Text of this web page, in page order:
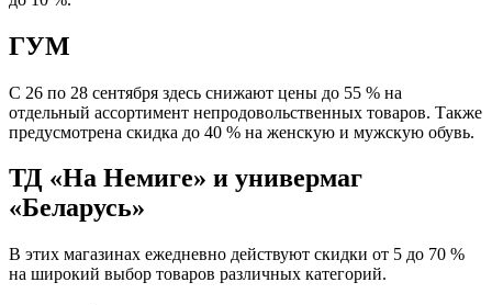
ГУМ
С 26 по 28 сентября здесь снижают цены до 55 % на
отдельный ассортимент непродовольственных товаров. Также
предусмотрена скидка до 40 % на женскую и мужскую обувь.
ТД «На Немиге» и универмаг
«Беларусь»
В этих магазинах ежедневно действуют скидки от 5 до 70 %
на широкий выбор товаров различных категорий.